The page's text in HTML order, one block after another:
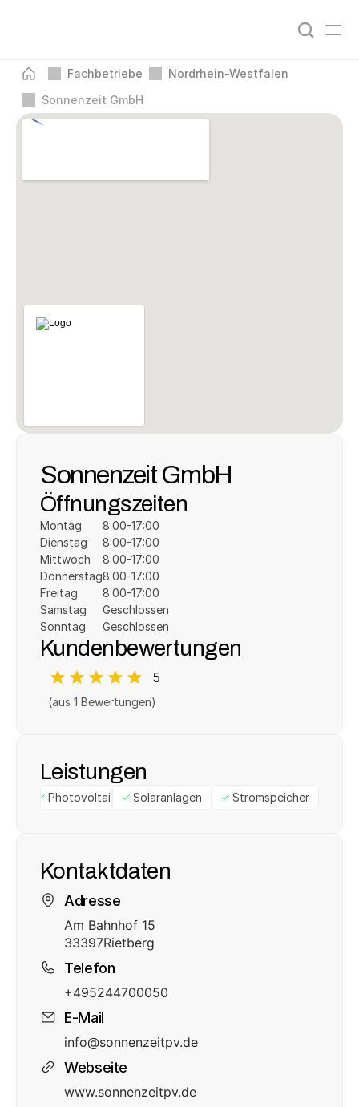
Fachbetriebe
Nordrhein-Westfalen
Sonnenzeit GmbH
Sonnenzeit GmbH
Öffnungszeiten
Montag
Dienstag
Mittwoch
Donnerstag
Freitag
Samstag
Sonntag
8:00-17:00
8:00-17:00
8:00-17:00
8:00-17:00
8:00-17:00
Geschlossen
Geschlossen
Kundenbewertungen
5
(aus 1 Bewertungen)
Leistungen
Photovoltaik Solaranlagen Stromspeicher
Kontaktdaten
Adresse
Am Bahnhof 15
33397Rietberg
Telefon
+495244700050
E-Mail
info@sonnenzeitpv.de
Webseite
www.sonnenzeitpv.de